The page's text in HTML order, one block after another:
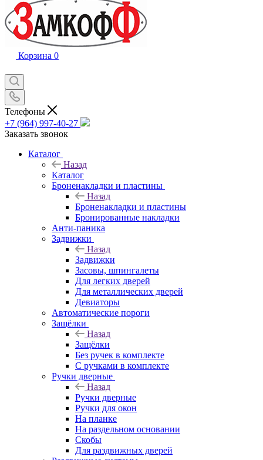
Корзина 0
Телефоны
+7 (964) 997-40-27
Заказать звонок
Каталог
Назад
Каталог
Броненакладки и пластины
Назад
Броненакладки и пластины
Бронированные накладки
Анти-паника
Задвижки
Назад
Задвижки
Засовы, шпингалеты
Для легких дверей
Для металлических дверей
Девиаторы
Автоматические пороги
Защёлки
Назад
Защёлки
Без ручек в комплекте
С ручками в комплекте
Ручки дверные
Назад
Ручки дверные
Ручки для окон
На планке
На раздельном основании
Скобы
Для раздвижных дверей